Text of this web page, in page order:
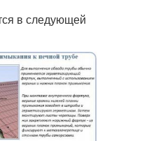
в следующей